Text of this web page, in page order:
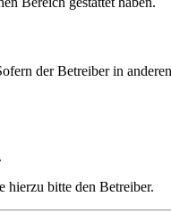
der Betreiber in
hierzu bitte den Betreiber.